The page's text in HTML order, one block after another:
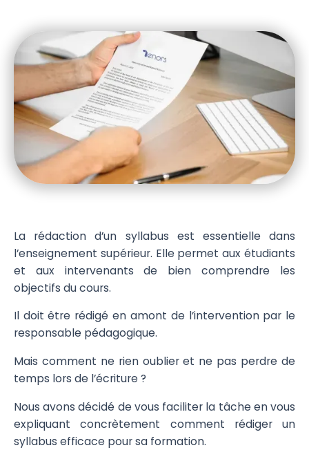
La rédaction d’un syllabus est essentielle dans
l’enseignement supérieur. Elle permet aux étudiants
et aux intervenants de bien comprendre les
objectifs du cours.
Il doit être rédigé en amont de l’intervention par le
responsable pédagogique.
Mais comment ne rien oublier et ne pas perdre de
temps lors de l’écriture ?
Nous avons décidé de vous faciliter la tâche en vous
expliquant concrètement comment rédiger un
syllabus efficace pour sa formation.